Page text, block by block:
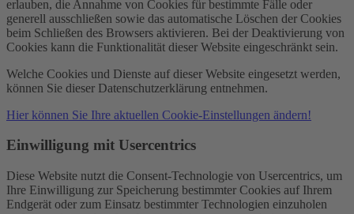
erlauben, die Annahme von Cookies für bestimmte Fälle oder
generell ausschließen sowie das automatische Löschen der Cookies
beim Schließen des Browsers aktivieren. Bei der Deaktivierung von
Cookies kann die Funktionalität dieser Website eingeschränkt sein.
Welche Cookies und Dienste auf dieser Website eingesetzt werden,
können Sie dieser Datenschutzerklärung entnehmen.
Hier können Sie Ihre aktuellen Cookie-Einstellungen ändern!
Einwilligung mit Usercentrics
Diese Website nutzt die Consent-Technologie von Usercentrics, um
Ihre Einwilligung zur Speicherung bestimmter Cookies auf Ihrem
Endgerät oder zum Einsatz bestimmter Technologien einzuholen